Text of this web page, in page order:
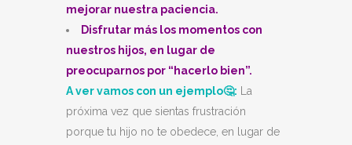
mejorar nuestra paciencia.
Disfrutar más los momentos con
nuestros hijos, en lugar de
preocuparnos por “hacerlo bien”.
A ver vamos con un ejemplo🤔: La
próxima vez que sientas frustración
porque tu hijo no te obedece, en lugar de